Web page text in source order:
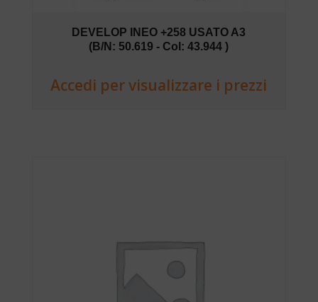
DEVELOP INEO +258 USATO A3
(B/N: 50.619 - Col: 43.944 )
Accedi per visualizzare i prezzi